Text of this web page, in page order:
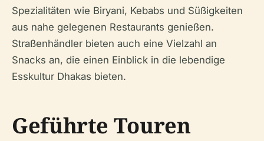
Spezialitäten wie Biryani, Kebabs und Süßigkeiten
aus nahe gelegenen Restaurants genießen.
Straßenhändler bieten auch eine Vielzahl an
Snacks an, die einen Einblick in die lebendige
Esskultur Dhakas bieten.
Geführte Touren